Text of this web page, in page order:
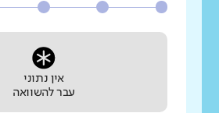
אין נתוני
עבר להשוואה